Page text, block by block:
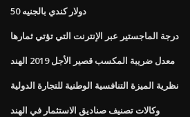
50 دولار كندي بالجنيه
درجة الماجستير عبر الإنترنت التي تؤتي ثمارها
معدل ضريبة المكسب قصير الأجل 2019 الهند
نظرية الميزة التنافسية الوطنية للتجارة الدولية
وكالات تصنيف صناديق الاستثمار في الهند